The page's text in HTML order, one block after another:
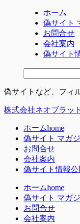
ホーム
偽サイト
お問合せ
会社案内
偽サイト
偽サイトなど、フィ
株式会社ネオブラッ
ホームhome
偽サイト マガ
お問合せ
会社案内
偽サイト情報公
ホームhome
偽サイト マガ
お問合せ
会社案内